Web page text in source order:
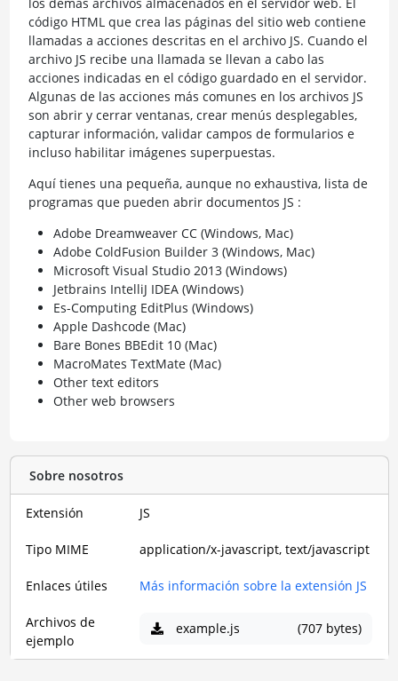
código HTML que crea las páginas del sitio web contiene
llamadas a acciones descritas en el archivo JS. Cuando el
archivo JS recibe una llamada se llevan a cabo las
acciones indicadas en el código guardado en el servidor.
Algunas de las acciones más comunes en los archivos JS
son abrir y cerrar ventanas, crear menús desplegables,
capturar información, validar campos de formularios e
incluso habilitar imágenes superpuestas.
Aquí tienes una pequeña, aunque no exhaustiva, lista de
programas que pueden abrir documentos JS :
Adobe Dreamweaver CC (Windows, Mac)
Adobe ColdFusion Builder 3 (Windows, Mac)
Microsoft Visual Studio 2013 (Windows)
Jetbrains IntelliJ IDEA (Windows)
Es-Computing EditPlus (Windows)
Apple Dashcode (Mac)
Bare Bones BBEdit 10 (Mac)
MacroMates TextMate (Mac)
Other text editors
Other web browsers
Sobre nosotros
Extensión JS
Tipo MIME application/x-javascript, text/javascript
Enlaces útiles Más información sobre la extensión JS
Archivos de
ejemplo
example.js (707 bytes)